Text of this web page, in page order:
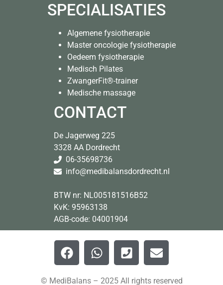
SPECIALISATIES
Algemene fysiotherapie
Master oncologie fysiotherapie
Oedeem fysiotherapie
Medisch Pilates
ZwangerFit®-trainer
Medische massage
CONTACT
De Jagerweg 225
3328 AA Dordrecht
06-35698736
info@medibalansdordrecht.nl
BTW nr: NL005181516B52
KvK: 95963138
AGB-code: 04001904
© MediBalans – 2025 All rights reserved